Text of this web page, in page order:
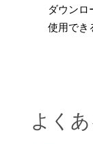
ダウンロ
使用でき
よく